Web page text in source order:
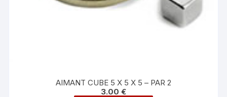
AIMANT CUBE 5 X 5 X 5 – PAR 2
3.00 €